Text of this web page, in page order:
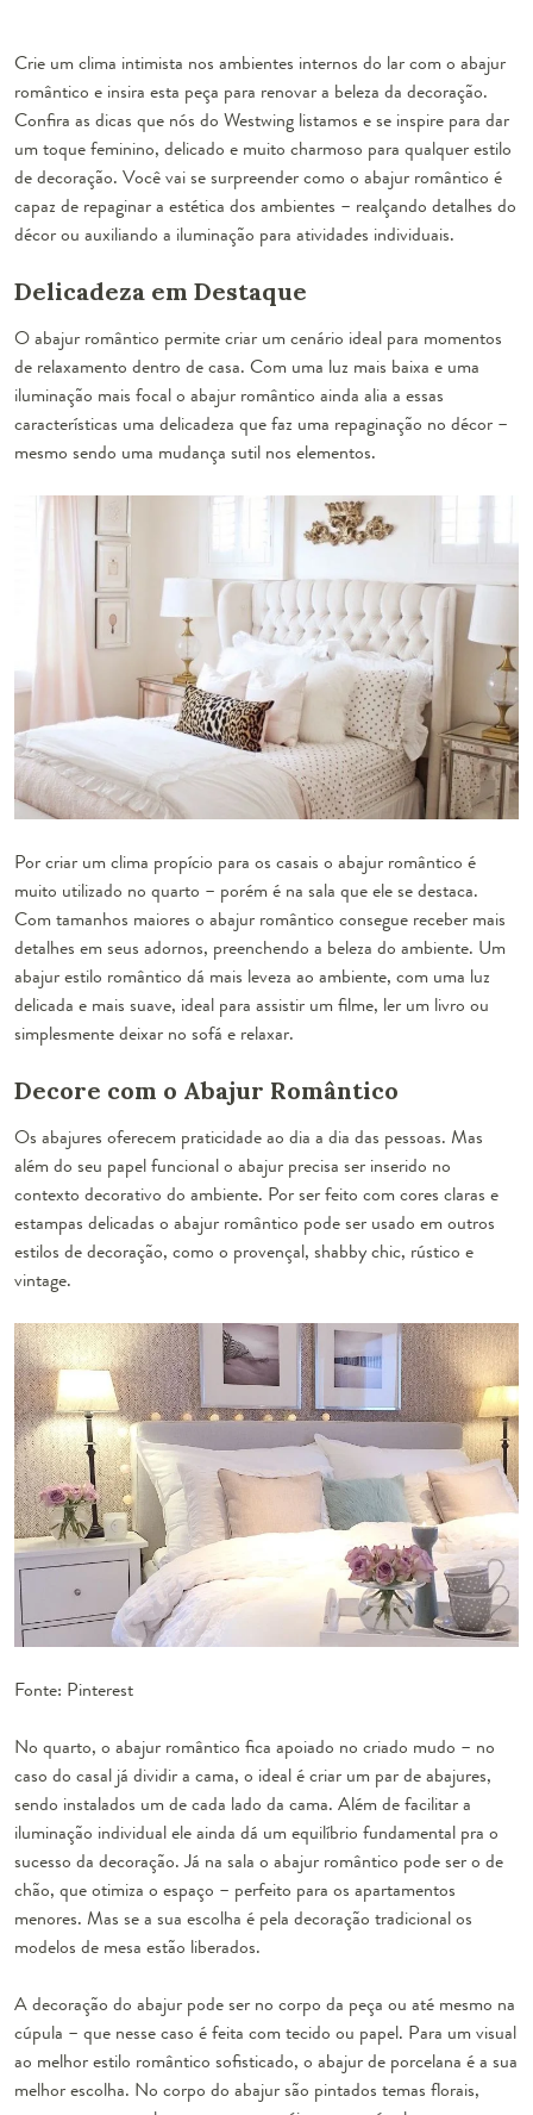
Crie um clima intimista nos ambientes internos do lar com o abajur
romântico e insira esta peça para renovar a beleza da decoração.
Confira as dicas que nós do Westwing listamos e se inspire para dar
um toque feminino, delicado e muito charmoso para qualquer estilo
de decoração. Você vai se surpreender como o abajur romântico é
capaz de repaginar a estética dos ambientes – realçando detalhes do
décor ou auxiliando a iluminação para atividades individuais.
Delicadeza em Destaque
Oabajur romântico permite criar um cenário ideal para momentos
de relaxamento dentro de casa. Com uma luz mais baixa e uma
iluminação mais focal o abajur romântico ainda alia a essas
características uma delicadeza que faz uma repaginação no décor –
mesmo sendo uma mudança sutil nos elementos.
Por criar um clima propício para os casais o abajur romântico é
muito utilizado no quarto – porém é na sala que ele se destaca.
Com tamanhos maiores o abajur romântico consegue receber mais
detalhes em seus adornos, preenchendo a beleza do ambiente. Um
abajur estilo romântico dá mais leveza ao ambiente, com uma luz
delicada e mais suave, ideal para assistir um filme, ler um livro ou
simplesmente deixar no sofá e relaxar.
Decore com o Abajur Romântico
Os abajures oferecem praticidade ao dia a dia das pessoas. Mas
além do seu papel funcional o abajur precisa ser inserido no
contexto decorativo do ambiente. Por ser feito com cores claras e
estampas delicadas o abajur romântico pode ser usado em outros
estilos de decoração, como o provençal, shabby chic, rústico e
vintage.
Fonte: Pinterest
No quarto, o abajur romântico fica apoiado no criado mudo – no
caso do casal já dividir a cama, o ideal é criar um par de abajures,
sendo instalados um de cada lado da cama. Além de facilitar a
iluminação individual ele ainda dá um equilíbrio fundamental pra o
sucesso da decoração. Já na sala o abajur romântico pode ser o de
chão, que otimiza o espaço – perfeito para os apartamentos
menores. Mas se a sua escolha é pela decoração tradicional os
modelos de mesa estão liberados.
A decoração do abajur pode ser no corpo da peça ou até mesmo na
cúpula – que nesse caso é feita com tecido ou papel. Para um visual
ao melhor estilo romântico sofisticado, o abajur de porcelana é a sua
melhor escolha. No corpo do abajur são pintados temas florais,